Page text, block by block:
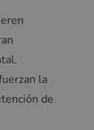
la
de